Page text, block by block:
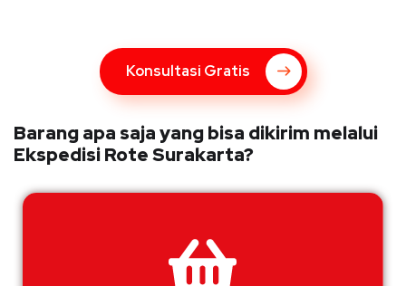
Konsultasi Gratis
Barang apa saja yang bisa dikirim melalui
Ekspedisi Rote Surakarta?